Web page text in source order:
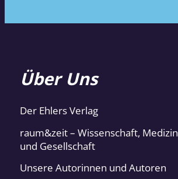
Über Uns
Der Ehlers Verlag
raum&zeit – Wissenschaft, Medizin
und Gesellschaft
Unsere Autorinnen und Autoren